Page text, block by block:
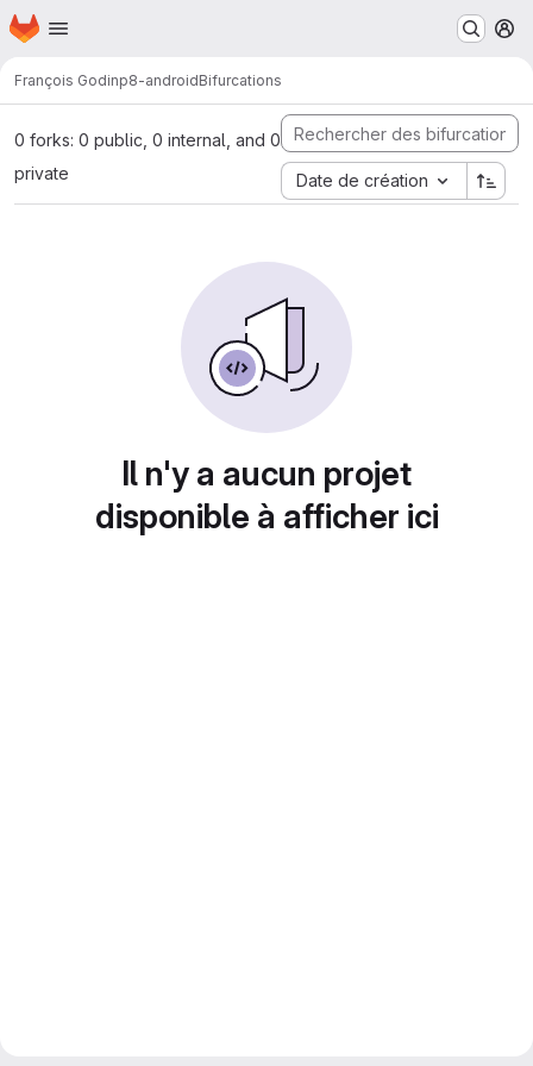
Passer au contenu principal
Page d'accueil
François Godinp8-androidBifurcations
0 forks: 0 public, 0 internal, and 0
private
Date de création
Il n'y a aucun projet
disponible à afficher ici